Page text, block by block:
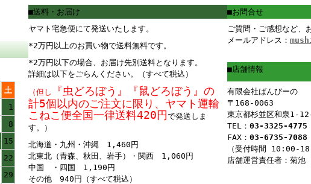
土
1
8
15
22
29
■送料・お届け
■お問合せ
ヤマト宅急便にて発送いたします。
*2万円以上のお買い物で送料無料です。
*2万円以下の場合、お届け先別送料となります。
詳細は以下をごらんください。（すべて税込）
（但し
『虫どろぼう』『鼠どろぼう』の
計5個以内のご注文に限り、ヤマト運輸
こねこ便全国一律送料420円で発送しま
す。）
北海道・九州・沖縄 1,460円
北東北（青森、秋田、岩手）・関西 1,060円
中国 ・四国 1,190円
その他 940円（すべて税込）
ご質問・ご感想など、
メールアドレス：
■店舗情報
有限会社ばんびーの
〒168-0063
東京都杉並区和泉1-
TEL： 03-3325-4775
FAX： 03-6735-7088
（受付時間 10:00-
店舗運営責任者：菊池